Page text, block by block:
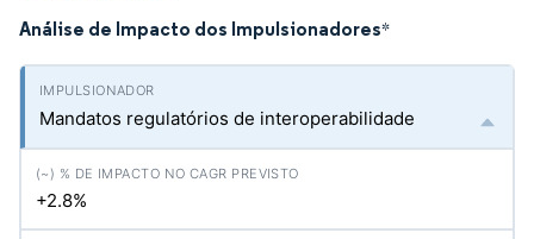
Análise de Impacto dos Impulsionadores*
Mandatos regulatórios de interoperabilidade
+2.8%